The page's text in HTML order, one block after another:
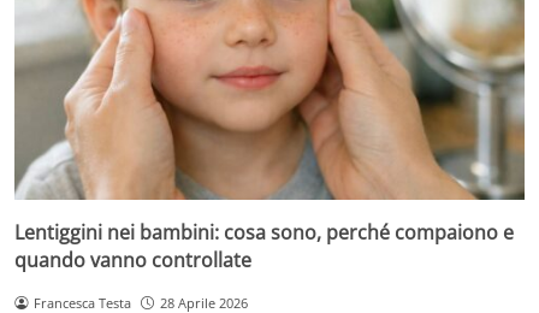
Lentiggini nei bambini: cosa sono, perché compaiono e
quando vanno controllate
Francesca Testa 28 Aprile 2026